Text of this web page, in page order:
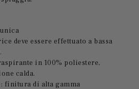
deve essere effettuato a bassa
in 100% poliestere,
calda.
finitura di alta gamma